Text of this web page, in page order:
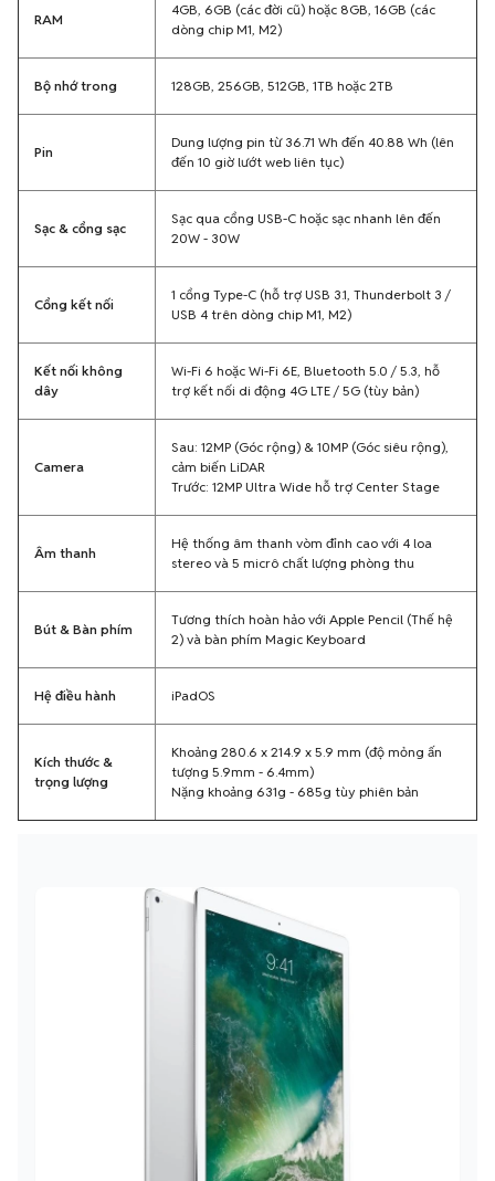
RAM
4GB, 6GB (các đời cũ) hoặc 8GB, 16GB (các
dòng chip M1, M2)
Bộ nhớ trong 128GB, 256GB, 512GB, 1TB hoặc 2TB
Pin
Dung lượng pin từ 36.71 Wh đến 40.88 Wh (lên
đến 10 giờ lướt web liên tục)
Sạc & cổng sạc
Sạc qua cổng USB-C hoặc sạc nhanh lên đến
20W - 30W
Cổng kết nối
1 cổng Type-C (hỗ trợ USB 3.1, Thunderbolt 3 /
USB 4 trên dòng chip M1, M2)
Kết nối không
dây
Wi-Fi 6 hoặc Wi-Fi 6E, Bluetooth 5.0 / 5.3, hỗ
trợ kết nối di động 4G LTE / 5G (tùy bản)
Camera
Sau: 12MP (Góc rộng) & 10MP (Góc siêu rộng),
cảm biến LiDAR
Trước: 12MP Ultra Wide hỗ trợ Center Stage
Âm thanh
Hệ thống âm thanh vòm đỉnh cao với 4 loa
stereo và 5 micrô chất lượng phòng thu
Bút & Bàn phím
Tương thích hoàn hảo với Apple Pencil (Thế hệ
2) và bàn phím Magic Keyboard
Hệ điều hành iPadOS
Kích thước &
trọng lượng
Khoảng 280.6 x 214.9 x 5.9 mm (độ mỏng ấn
tượng 5.9mm - 6.4mm)
Nặng khoảng 631g - 685g tùy phiên bản